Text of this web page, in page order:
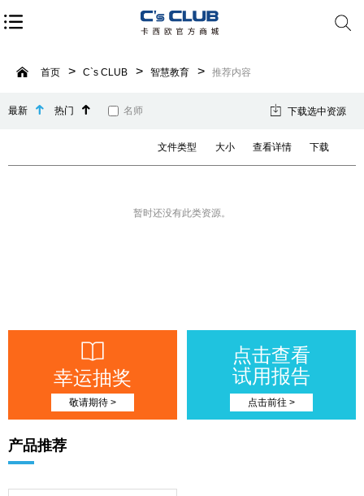
首页 C`s CLUB 智慧教育 推荐内容
最新 热门 名师 下载选中资源
文件类型 大小 查看详情 下载
暂时还没有此类资源。
幸运抽奖
敬请期待 >
点击查看
试用报告
点击前往 >
产品推荐